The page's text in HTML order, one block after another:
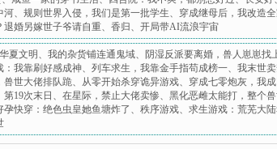
河、 规则世界入侵，我们是第一批学生、 穿成继母后，我改造
退婚另嫁世子爷请自重、 香归、 开局带AI流浪宇宙
夏文明 、 我的杂货铺连通鬼域、 阴湿反派要离婚，兽人崽崽找
：我靠刷好感成神、 列车求生，我靠金手指苟成榜一、 我末世
兽世大佬排队跪、 从零开始杀穿诡异游戏、 穿成七零炮灰，我
第19次末日 、 在星际，禁止大佬卖惨、 黑化恶雌太能打，整个
孕快穿：绝色虫皇她鱼塘炸了 、 秩序游戏、 求生游戏：荒芜大